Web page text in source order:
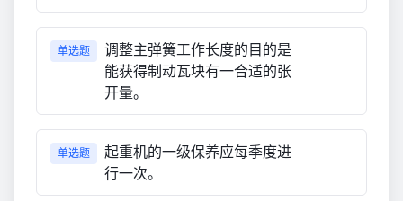
单选题
调整主弹簧工作长度的目的是
能获得制动瓦块有一合适的张
开量。
单选题
起重机的一级保养应每季度进
行一次。